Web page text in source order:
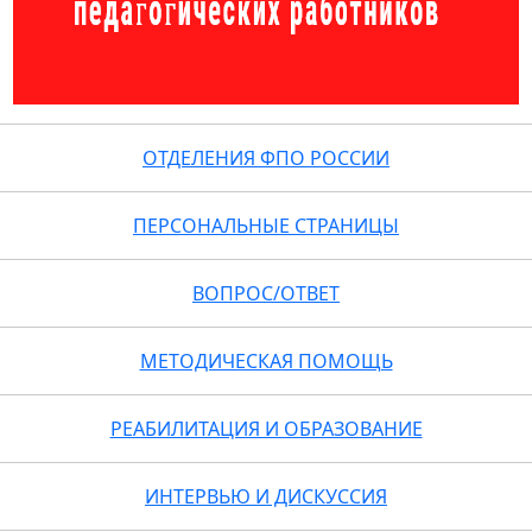
ОТДЕЛЕНИЯ ФПО РОССИИ
ПЕРСОНАЛЬНЫЕ СТРАНИЦЫ
ВОПРОС/ОТВЕТ
МЕТОДИЧЕСКАЯ ПОМОЩЬ
РЕАБИЛИТАЦИЯ И ОБРАЗОВАНИЕ
ИНТЕРВЬЮ И ДИСКУССИЯ